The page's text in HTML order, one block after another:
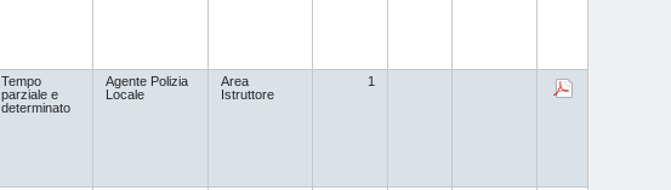
Tempo
parziale e
determinato
Agente Polizia
Locale
Area
Istruttore
1